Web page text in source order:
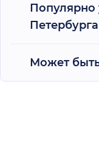
Популярно
Петербурга
Может